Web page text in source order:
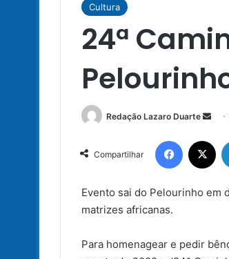
Cultura
24ª
Redação Lazaro Duarte
e-
mail
Compartilhar
Facebook
Evento sai do Pelourinho em
matrizes africanas.
Para homenagear e pedir